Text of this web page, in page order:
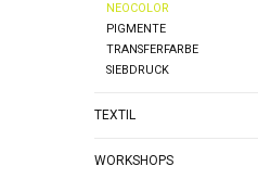
NEOCOLOR
PIGMENTE
TRANSFERFARBE
SIEBDRUCK
TEXTIL
WORKSHOPS